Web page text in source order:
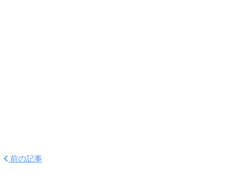
前の記事